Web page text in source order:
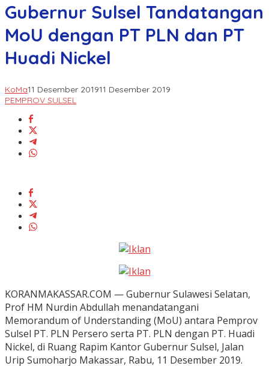
Gubernur Sulsel Tandatangan
MoU dengan PT PLN dan PT
Huadi Nickel
KoMa11 Desember 201911 Desember 2019
PEMPROV SULSEL
KORANMAKASSAR.COM — Gubernur Sulawesi Selatan,
Prof HM Nurdin Abdullah menandatangani
Memorandum of Understanding (MoU) antara Pemprov
Sulsel PT. PLN Persero serta PT. PLN dengan PT. Huadi
Nickel, di Ruang Rapim Kantor Gubernur Sulsel, Jalan
Urip Sumoharjo Makassar, Rabu, 11 Desember 2019.